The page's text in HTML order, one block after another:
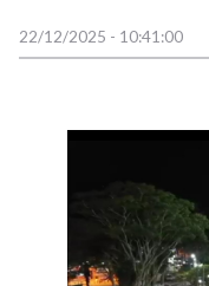
22/12/2025 - 10:41:00